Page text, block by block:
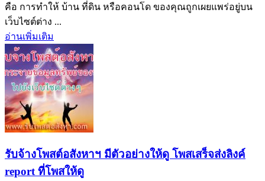
คือ การทำให้ บ้าน ที่ดิน หรือคอนโด ของคุณถูกเผยแพร่อยู่บน
เว็บไซต์ต่าง ...
อ่านเพิ่มเติม
รับจ้างโพสต์อสังหาฯ มีตัวอย่างให้ดู โพสเสร็จส่งลิงค์
report ที่โพสให้ดู